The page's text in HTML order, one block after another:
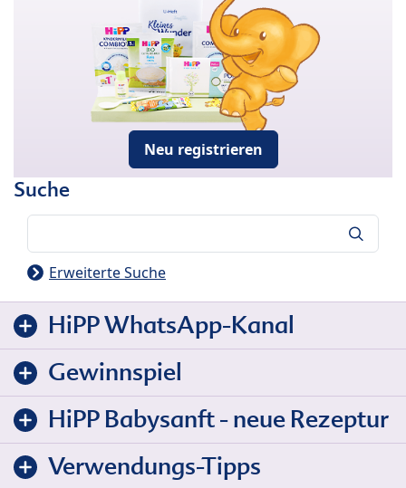
Neu registrieren
Suche
Erweiterte Suche
HiPP WhatsApp-Kanal
Gewinnspiel
HiPP Babysanft - neue Rezeptur
Verwendungs-Tipps